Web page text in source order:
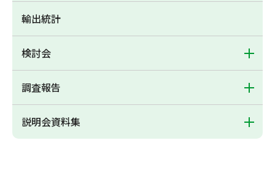
輸出統計
検討会
調査報告
説明会資料集